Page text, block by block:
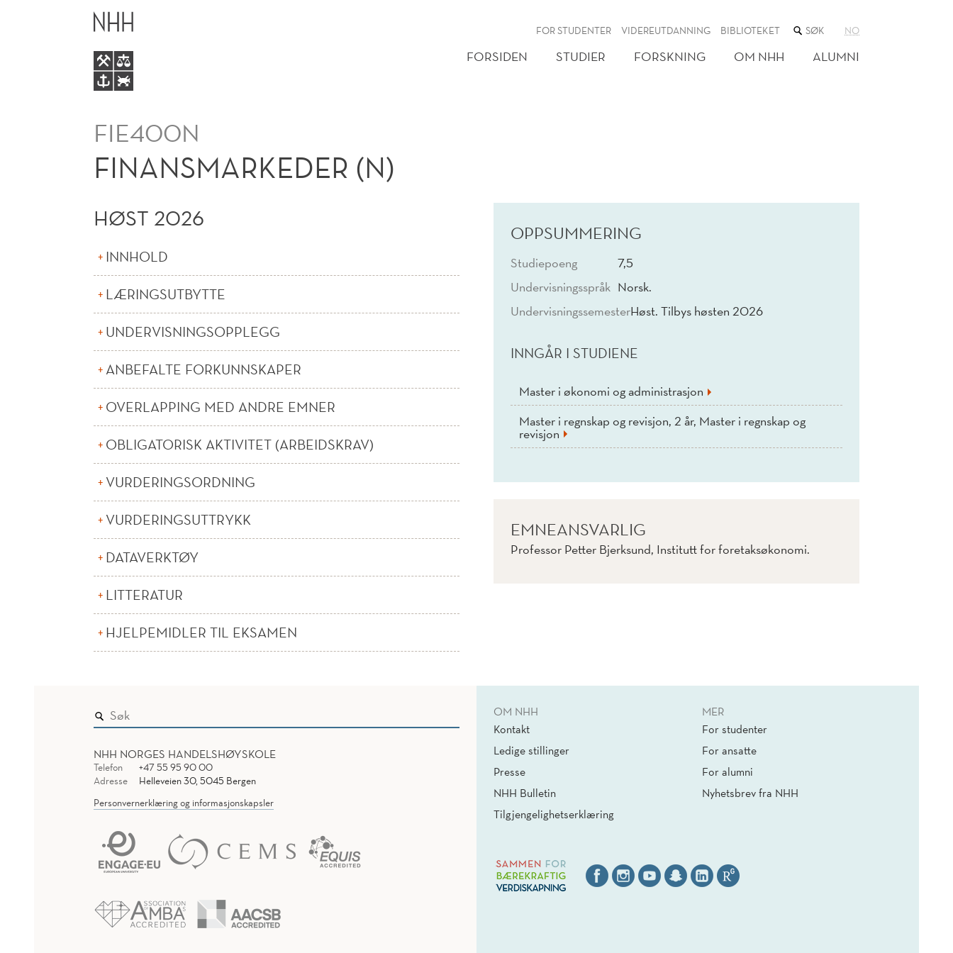
FINANSMARKEDER
FOR STUDENTER VIDEREUTDANNING BIBLIOTEKET SØK
NETTSTEDET
NO
FORSIDEN STUDIER FORSKNING OM NHH ALUMNI
FIE400N
FINANSMARKEDER (N)
HØST 2026
INNHOLD
LÆRINGSUTBYTTE
UNDERVISNINGSOPPLEGG
ANBEFALTE FORKUNNSKAPER
OVERLAPPING MED ANDRE EMNER
OBLIGATORISK AKTIVITET (ARBEIDSKRAV)
VURDERINGSORDNING
VURDERINGSUTTRYKK
DATAVERKTØY
LITTERATUR
HJELPEMIDLER TIL EKSAMEN
OPPSUMMERING
Studiepoeng
7,5
Undervisningsspråk Norsk.
UndervisningssemesterHøst. Tilbys høsten 2026
INNGÅR I STUDIENE
Master i økonomi og administrasjon
Master i regnskap og revisjon, 2 år, Master i regnskap og
revisjon
EMNEANSVARLIG
Professor Petter Bjerksund, Institutt for foretaksøkonomi.
NHH NORGES HANDELSHØYSKOLE
Telefon
+47 55 95 90 00
Adresse
Helleveien 30, 5045 Bergen
Personvernerklæring og informasjonskapsler
OM NHH
Kontakt
Ledige stillinger
Presse
NHH Bulletin
Tilgjengelighetserklæring
MER
For studenter
For ansatte
For alumni
Nyhetsbrev fra NHH